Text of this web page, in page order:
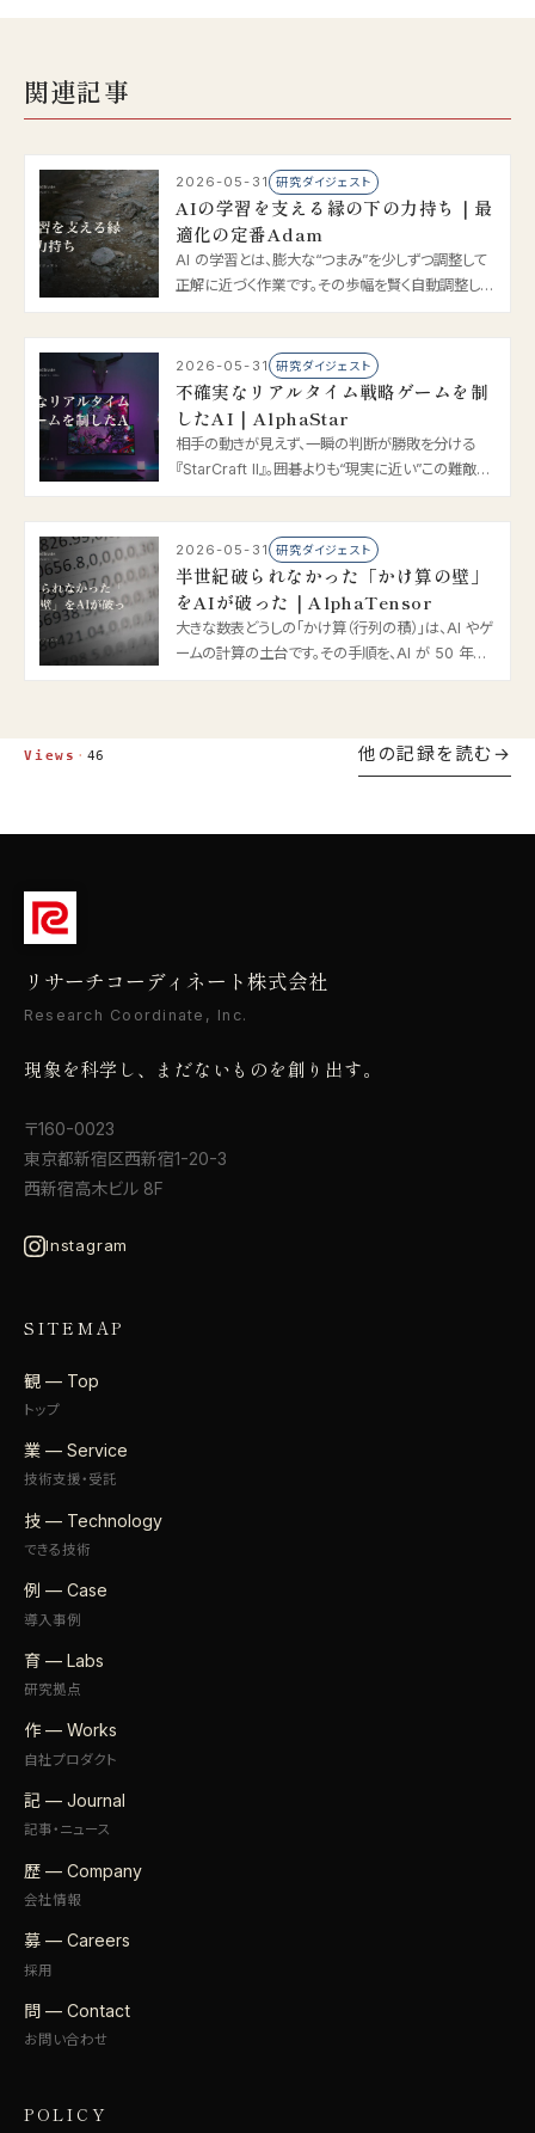
関連記事
2026-05-31 研究ダイジェスト
AIの学習を支える縁の下の力持ち｜最
適化の定番Adam
AI の学習とは、膨大な“つまみ”を少しずつ調整して
正解に近づく作業です。その歩幅を賢く自動調整し、
ます。
2026-05-31 研究ダイジェスト
不確実なリアルタイム戦略ゲームを制
したAI｜AlphaStar
相手の動きが見えず、一瞬の判断が勝敗を分ける
『StarCraft II』。囲碁よりも“現実に近い”この難敵
2026-05-31 研究ダイジェスト
半世紀破られなかった「かけ算の壁」
をAIが破った｜AlphaTensor
大きな数表どうしの「かけ算（行列の積）」は、AI やゲ
ームの計算の土台です。その手順を、AI が 50 年ぶ
Views · 46 他の記録を読む
リサーチコーディネート株式会社
Research Coordinate, Inc.
現象を科学し、まだないものを創り出す。
〒160-0023
東京都新宿区西新宿1-20-3
西新宿高木ビル 8F
Instagram
SITEMAP
観 — Top
トップ
業 — Service
技術支援・受託
技 — Technology
できる技術
例 — Case
導入事例
育 — Labs
研究拠点
作 — Works
自社プロダクト
記 — Journal
記事・ニュース
歴 — Company
会社情報
募 — Careers
採用
問 — Contact
お問い合わせ
POLICY